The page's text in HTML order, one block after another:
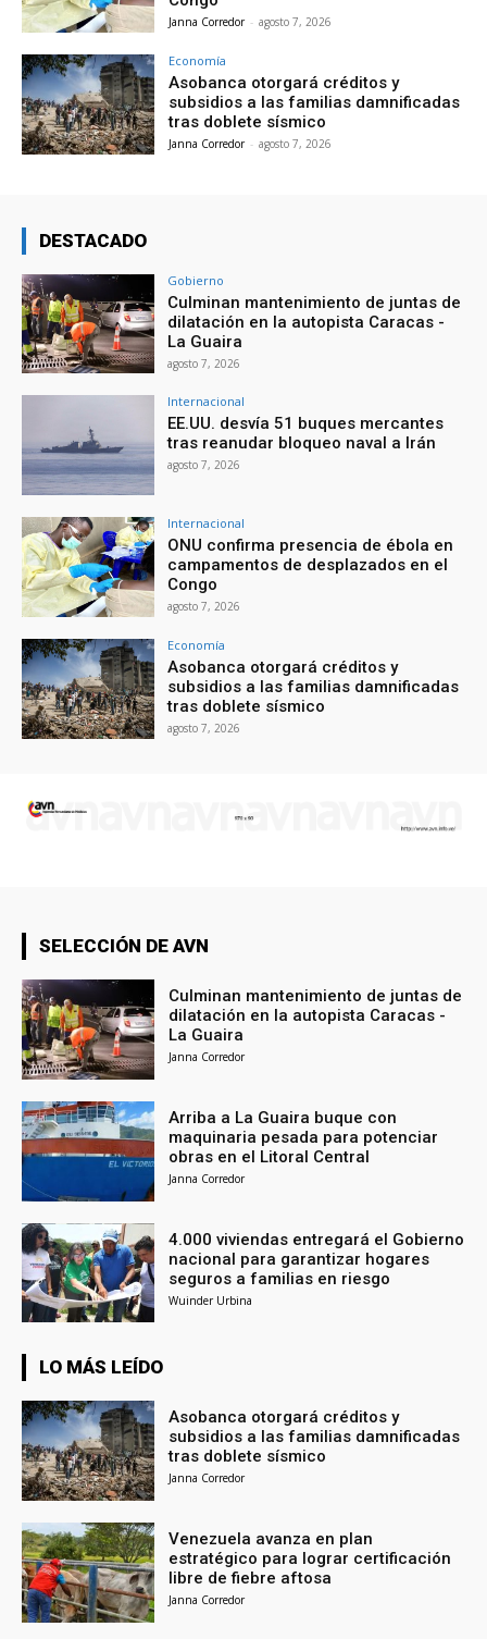
Janna Corredor - agosto 7, 2026
Economía
Asobanca otorgará créditos y
subsidios a las familias damnificadas
tras doblete sísmico
Janna Corredor - agosto 7, 2026
DESTACADO
Gobierno
Culminan mantenimiento de juntas de
dilatación en la autopista Caracas -
La Guaira
agosto 7, 2026
Internacional
EE.UU. desvía 51 buques mercantes
tras reanudar bloqueo naval a Irán
agosto 7, 2026
Internacional
ONU confirma presencia de ébola en
campamentos de desplazados en el
Congo
agosto 7, 2026
Economía
Asobanca otorgará créditos y
subsidios a las familias damnificadas
tras doblete sísmico
agosto 7, 2026
SELECCIÓN DE AVN
Culminan mantenimiento de juntas de
dilatación en la autopista Caracas -
La Guaira
Janna Corredor
Arriba a La Guaira buque con
maquinaria pesada para potenciar
obras en el Litoral Central
Janna Corredor
4.000 viviendas entregará el Gobierno
nacional para garantizar hogares
seguros a familias en riesgo
Wuinder Urbina
LO MÁS LEÍDO
Asobanca otorgará créditos y
subsidios a las familias damnificadas
tras doblete sísmico
Janna Corredor
Venezuela avanza en plan
estratégico para lograr certificación
libre de fiebre aftosa
Janna Corredor